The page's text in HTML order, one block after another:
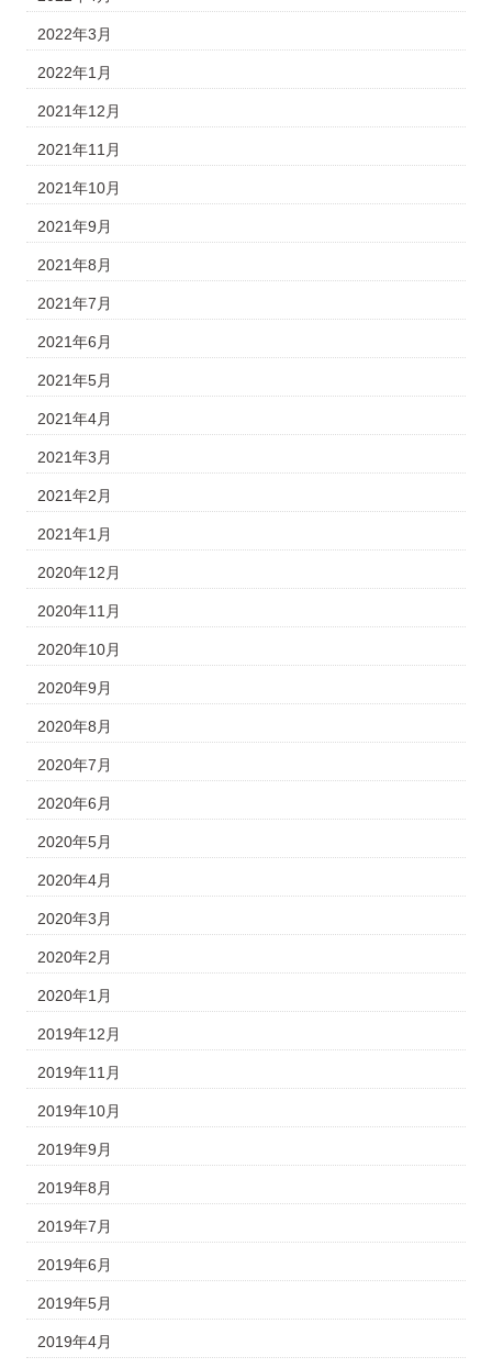
2022年3月
2022年1月
2021年12月
2021年11月
2021年10月
2021年9月
2021年8月
2021年7月
2021年6月
2021年5月
2021年4月
2021年3月
2021年2月
2021年1月
2020年12月
2020年11月
2020年10月
2020年9月
2020年8月
2020年7月
2020年6月
2020年5月
2020年4月
2020年3月
2020年2月
2020年1月
2019年12月
2019年11月
2019年10月
2019年9月
2019年8月
2019年7月
2019年6月
2019年5月
2019年4月